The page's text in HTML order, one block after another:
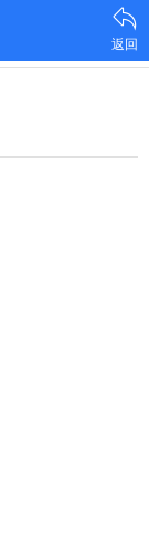
返回